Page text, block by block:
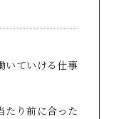
いていける仕事
たり前に合った